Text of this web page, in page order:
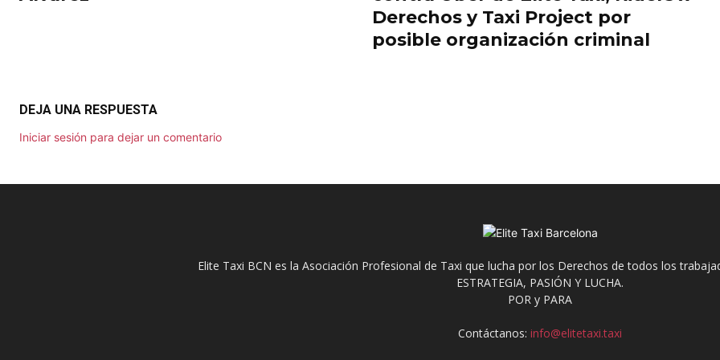
Derechos y Taxi Project por
posible organización criminal
DEJA UNA RESPUESTA
Iniciar sesión para dejar un comentario
Elite Taxi BCN es la Asociación Profesional de Taxi que lucha por los Derechos de todos los
ESTRATEGIA, PASIÓN Y LUCHA.
POR y PARA
Contáctanos: info@elitetaxi.taxi